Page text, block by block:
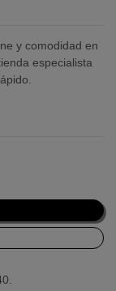
y comodidad en
especialista